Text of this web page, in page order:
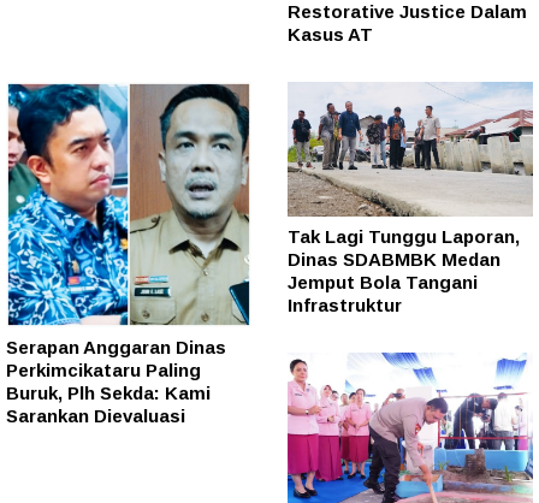
Restorative Justice Dalam
Kasus AT
Serapan Anggaran Dinas
Perkimcikataru Paling
Buruk, Plh Sekda: Kami
Sarankan Dievaluasi
Tak Lagi Tunggu Laporan,
Dinas SDABMBK Medan
Jemput Bola Tangani
Infrastruktur